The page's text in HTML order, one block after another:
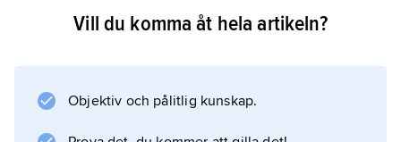
Delaware, USA.
kolonisterna våren 1638 vid stranden av
Vill du komma åt hela artikeln?
Objektiv och pålitlig kunskap.